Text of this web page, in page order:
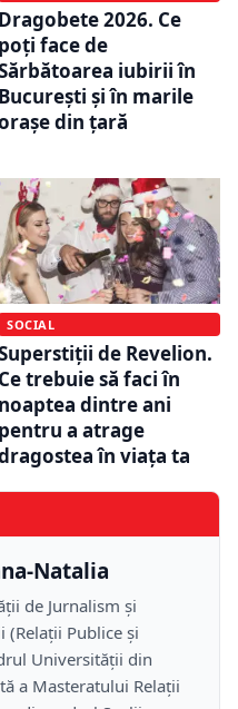
Dragobete 2026. Ce
poți face de
iubirii în
București și în marile
din țară
SOCIAL
de Revelion.
Ce trebuie să faci în
noaptea dintre ani
pentru a atrage
în viața ta
Natalia
de Jurnalism și
(Relații Publice și
Universității din
a Masteratului Relații